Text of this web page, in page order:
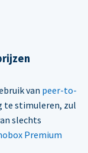
van peer-to-
te stimuleren, zul
slechts
Premium